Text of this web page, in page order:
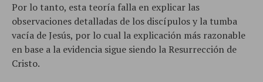
Por lo tanto, esta teoría falla en explicar las
observaciones detalladas de los discípulos y la tumba
vacía de Jesús, por lo cual la explicación más razonable
en base a la evidencia sigue siendo la Resurrección de
Cristo.